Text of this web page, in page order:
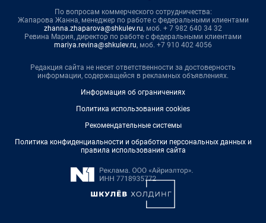
По вопросам коммерческого сотрудничества:
Жапарова Жанна, менеджер по работе с федеральными клиентами
zhanna.zhaparova@shkulev.ru, моб. + 7 982 640 34 32
Ревина Мария, директор по работе с федеральными клиентами
mariya.revina@shkulev.ru, моб. +7 910 402 4056
Редакция сайта не несет ответственности за достоверность
информации, содержащейся в рекламных объявлениях.
Информация об ограничениях
Политика использования cookies
Рекомендательные системы
Политика конфиденциальности и обработки персональных данных и
правила использования сайта